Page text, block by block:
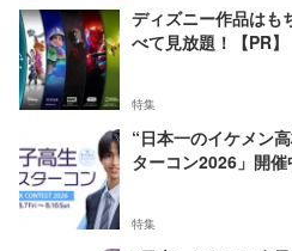
ディズニー作品はも
べて見放題！【PR】
特集
“日本一のイケメン
ターコン2026」開催
特集